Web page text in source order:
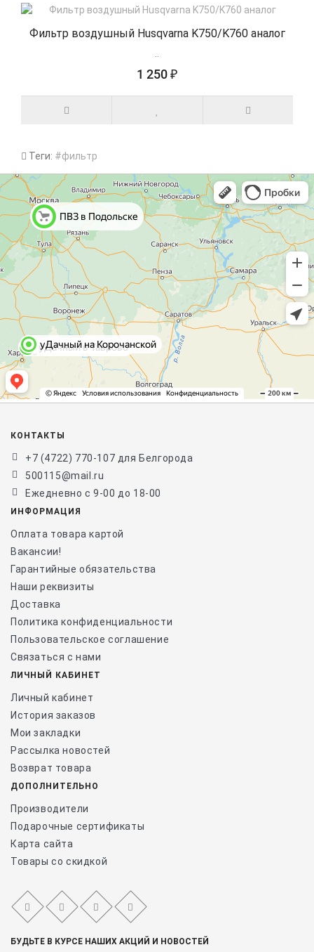
Фильтр воздушный Husqvarna K750/K760 аналог
..
1 250 ₽
Теги: #фильтр
КОНТАКТЫ
+7 (4722) 770-107 для Белгорода
500115@mail.ru
Ежедневно с 9-00 до 18-00
ИНФОРМАЦИЯ
Оплата товара картой
Вакансии!
Гарантийные обязательства
Наши реквизиты
Доставка
Политика конфиденциальности
Пользовательское соглашение
Связаться с нами
ЛИЧНЫЙ КАБИНЕТ
Личный кабинет
История заказов
Мои закладки
Рассылка новостей
Возврат товара
ДОПОЛНИТЕЛЬНО
Производители
Подарочные сертификаты
Карта сайта
Товары со скидкой
БУДЬТЕ В КУРСЕ НАШИХ АКЦИЙ И НОВОСТЕЙ